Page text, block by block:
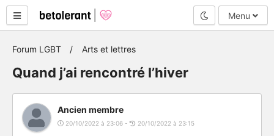
Mode nuit
Menu
Forum LGBT Arts et lettres
Quand j’ai rencontré l’hiver
Ancien membre
20/10/2022 à 23:06 - 20/10/2022 à 23:15